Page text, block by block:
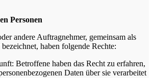
Personen
andere Auftragnehmer, gemeinsam als
haben folgende Rechte:
Betroffene haben das Recht zu erfahren,
Daten über sie verarbeitet